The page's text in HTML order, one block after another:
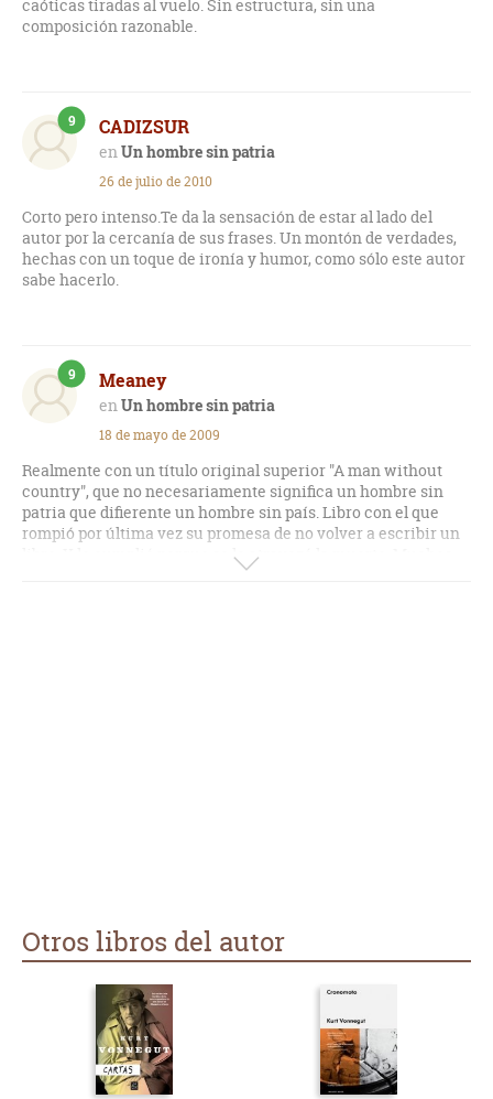
caóticas tiradas al vuelo. Sin estructura, sin una
composición razonable.
CADIZSUR
Un hombre sin patria
9
26 de julio de 2010
Corto pero intenso.Te da la sensación de estar al lado del
autor por la cercanía de sus frases. Un montón de verdades,
hechas con un toque de ironía y humor, como sólo este autor
sabe hacerlo.
Meaney
Un hombre sin patria
9
18 de mayo de 2009
Realmente con un título original superior "A man without
country", que no necesariamente significa un hombre sin
patria que difierente un hombre sin país. Libro con el que
rompió por última vez su promesa de no volver a escribir un
libro. Y lo cumplió porque se le atravezó la muerte. Muchos
debieron estar contentos con esa promesa. Finalmente es un
Otros libros del autor